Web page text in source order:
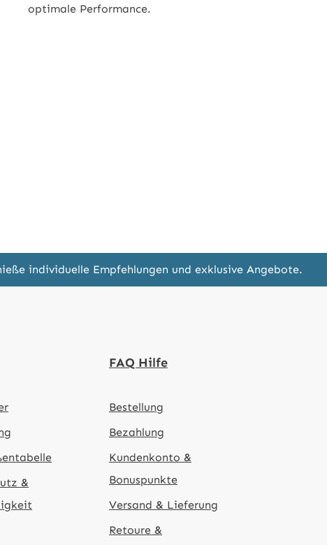
optimale Performance.
individuelle Empfehlungen und exklusive Angebote.
&
FAQ Hilfe
Bestellung
Bezahlung
Kundenkonto &
Bonuspunkte
Versand & Lieferung
Retoure &